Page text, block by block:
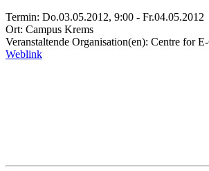
Termin: Do.03.05.2012, 9:00 - Fr.04.05.2012
Ort: Campus Krems
Veranstaltende Organisation(en): Centre for
Weblink